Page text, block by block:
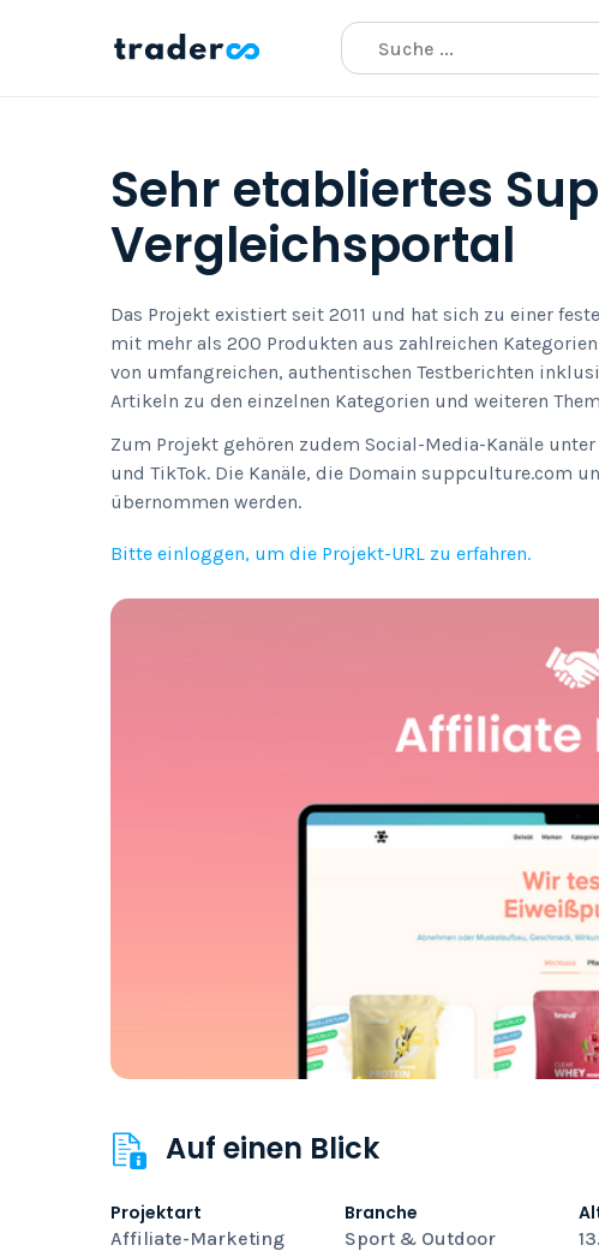
Sehr etabliertes
Vergleichsportal
Das Projekt existiert seit 2011 und hat sich zu einer
mit mehr als 200 Produkten aus zahlreichen
von umfangreichen, authentischen Testberichten
Artikeln zu den einzelnen Kategorien und weiteren
Zum Projekt gehören zudem Social-Media-Kanäle
und TikTok. Die Kanäle, die Domain suppculture.com
übernommen werden.
Bitte einloggen, um die Projekt-URL zu erfahren.
Auf einen Blick
Projektart
Affiliate-Marketing
Branche
Sport & Outdoor